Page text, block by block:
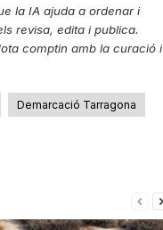
la IA ajuda a ordenar i
revisa, edita i publica.
comptin amb la curació i
Demarcació Tarragona